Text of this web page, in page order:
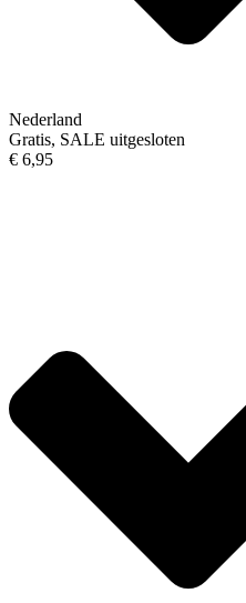
Nederland
Gratis, SALE uitgesloten
€ 6,95